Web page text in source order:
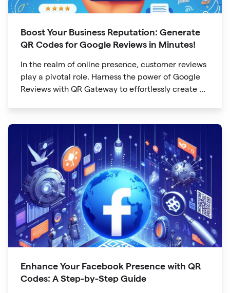
Boost Your Business Reputation: Generate
QR Codes for Google Reviews in Minutes!
In the realm of online presence, customer reviews
play a pivotal role. Harness the power of Google
Reviews with QR Gateway to effortlessly create a
Enhance Your Facebook Presence with QR
Codes: A Step-by-Step Guide